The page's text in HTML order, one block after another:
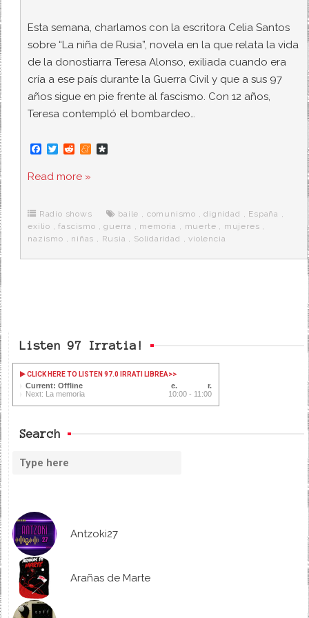
Esta semana, charlamos con la escritora Celia Santos
sobre “La niña de Rusia”, novela en la que relata la vida
de la donostiarra Teresa Alonso, exiliada cuando era
cría a ese país durante la Guerra Civil y que a sus 97
años sigue en pie frente al fascismo. Con 12 años,
Teresa contempló el bombardeo…
F
e
o
k
T
t
r
R
d
M
e
r
a
Read more »
Radio shows baile , comunismo ,dignidad , España ,
exilio ,fascismo ,guerra , memoria , muerte , mujeres ,
nazismo , niñas , Rusia , Solidaridad ,violencia
Listen 97 Irratia!
CLICK HERE TO LISTEN 97.0 IRRATI LIBREA>>
Current: Offline
Next: La memoria
10:00 - 11:00
Search
Antzoki27
Arañas de Marte